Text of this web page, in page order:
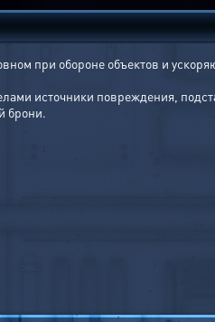
при обороне объектов и
источники повреждения,
брони.